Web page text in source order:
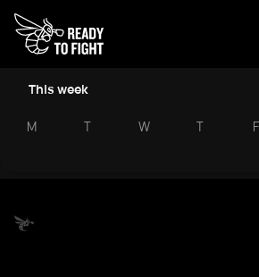
This week
M T W T F